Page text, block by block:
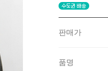
판매가
품명